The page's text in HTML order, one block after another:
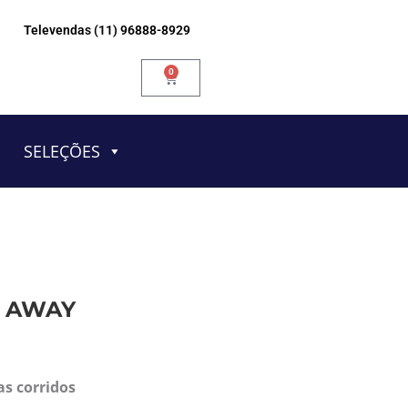
Televendas (11) 96888-8929
0
Carrinho
SELEÇÕES
AWAY
corridos